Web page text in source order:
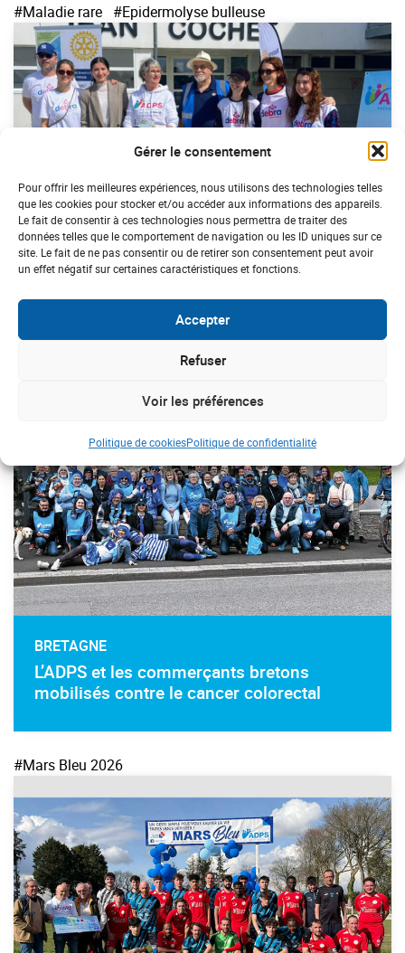
Gérer le consentement
Pour offrir les meilleures expériences, nous utilisons des technologies telles
que les cookies pour stocker et/ou accéder aux informations des appareils.
Le fait de consentir à ces technologies nous permettra de traiter des
données telles que le comportement de navigation ou les ID uniques sur ce
site. Le fait de ne pas consentir ou de retirer son consentement peut avoir
un effet négatif sur certaines caractéristiques et fonctions.
Accepter
Refuser
Voir les préférences
Politique de cookiesPolitique de confidentialité
#Maladie rare #Epidermolyse bulleuse
BRETAGNE
Ploubalay : une marche solidaire pour
soutenir les « enfants Papillons »
BRETAGNE
L’ADPS et les commerçants bretons
mobilisés contre le cancer colorectal
#Mars Bleu 2026